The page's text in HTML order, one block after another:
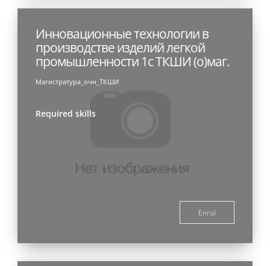
Инновационные технологии в
производстве изделий легкой
промышленности 1с ТКШИ (о)маг.
Магистратура_очн_ТКШИ
Required skills
Enrol